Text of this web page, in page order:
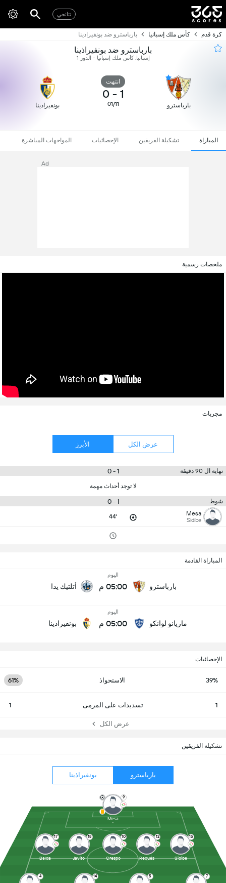
نتائجي
كرة قدم كأس ملك إسبانيا بارباسترو ضد بونفيراذينا
بارباسترو ضد بونفيراذينا
إسبانيا, كأس ملك إسبانيا - الدور 1
بارباسترو
انتهت
1
-
0
01/11 بونفيراذينا
المباراة تشكيلة الفريقين الإحصائيات المواجهات المباشرة
Ad
ملخصات رسمية
مجريات
عرض الكل الأبرز
نهاية ال 90 دقيقة 1 - 0
لا توجد أحداث مهمة
شوط 1 - 0
Mesa
Sidibe
44'
المباراة القادمة
بارباسترو
اليوم
05:00 م أتلتيك يدا
ماريانو لوانكو
اليوم
05:00 م بونفيراذينا
الإحصائيات
39% الاستحواذ 61%
1 تسديدات على المرمى 1
عرض الكل
تشكيلة الفريقين
بارباسترو بونفيراذينا
4 14 5 7
17
Balda
18
Javito
10
Crespo
12
Requés
15
Sidibe
9
Mesa